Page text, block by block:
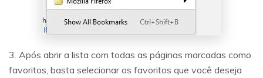
3. Após abrir a lista com todas as páginas marcadas como
favoritos, basta selecionar os favoritos que você deseja